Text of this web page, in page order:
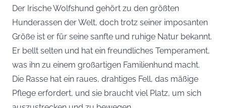
Der Irische Wolfshund gehört zu den größten
Hunderassen der Welt, doch trotz seiner imposanten
Größe ist er für seine sanfte und ruhige Natur bekannt.
Er bellt selten und hat ein freundliches Temperament,
was ihn zu einem großartigen Familienhund macht.
Die Rasse hat ein raues, drahtiges Fell, das mäßige
Pflege erfordert, und sie braucht viel Platz, um sich